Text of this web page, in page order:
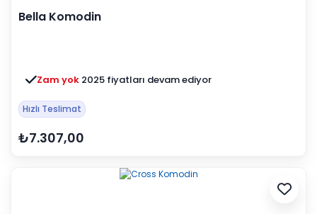
Bella Komodin
Zam yok 2025 fiyatları devam ediyor
Hızlı Teslimat
₺7.307,00